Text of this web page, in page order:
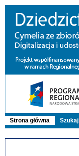
Strona główna Szukaj